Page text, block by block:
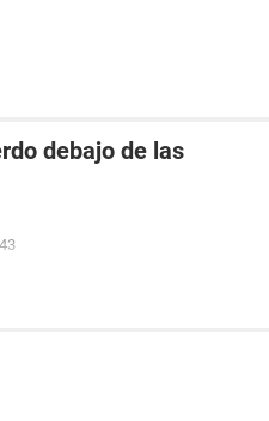
debajo de las